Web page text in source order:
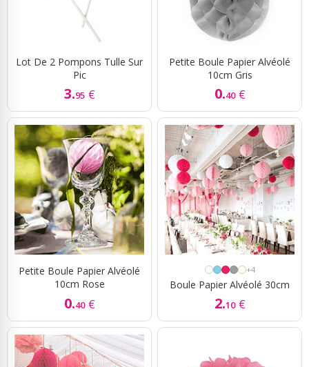
Lot De 2 Pompons Tulle Sur
Pic
3.95 €
Petite Boule Papier Alvéolé
10cm Gris
0.40 €
Petite Boule Papier Alvéolé
10cm Rose
0.40 €
+4
Boule Papier Alvéolé 30cm
2.10 €